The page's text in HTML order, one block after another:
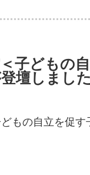
子どもの
壇しまし
もの自立を促